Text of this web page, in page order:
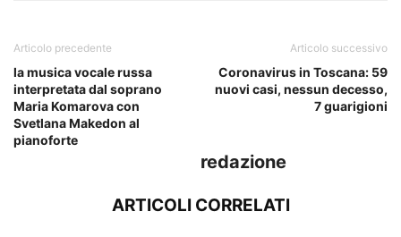
Articolo precedente
la musica vocale russa
interpretata dal soprano
Maria Komarova con
Svetlana Makedon al
pianoforte
Articolo successivo
Coronavirus in Toscana: 59
nuovi casi, nessun decesso,
7 guarigioni
redazione
ARTICOLI CORRELATI